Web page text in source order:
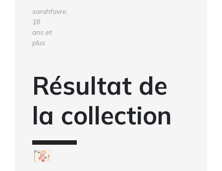
sarahfavre,
18
ans et
plus
Résultat de
la collection